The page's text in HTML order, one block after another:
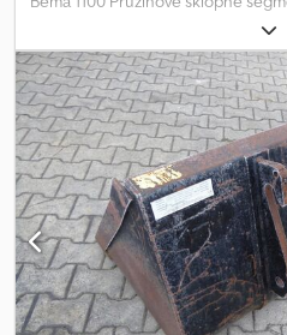
(Výška: 1020 mm / Šírka: 2275 mm)
1970 mm Hydraulické výkyvné
valcami Superelastické pojazdové
koľajnice a plynule výškovo
Rýchloupínač pre nakladače s
pre JCB 406 / 407 - Zettelmeyer
Osvetlenie podľa StVZO